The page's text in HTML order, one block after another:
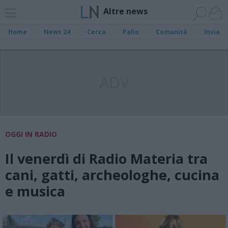
Altre news
Home News 24 Cerca Palio Comunità Invia
OGGI IN RADIO
Il venerdì di Radio Materia tra
cani, gatti, archeologhe, cucina
e musica